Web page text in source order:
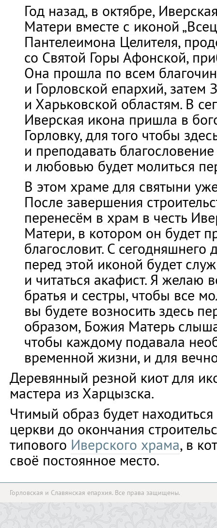
Год назад, в октябре,
Матери вместе с иконой
Пантелеимона Целителя,
со Святой Горы Афонской,
Она прошла по всем
и Горловской епархий, затем
и Харьковской областям. В
Иверская икона пришла в
Горловку, для того чтобы
и преподавать
и любовью будет молиться
В этом храме для святыни
После завершения
перенесём в храм в честь
Матери, в котором он будет
благословит. С
перед этой иконой будет
и читаться акафист. Я желаю
братья и сестры, чтобы все
вы будете возносить здесь
образом, Божия Матерь
чтобы каждому подавала
временной жизни, и для
Деревянный резной киот для
мастера из Харцызска.
Чтимый образ будет
церкви до окончания
типового Иверского храма, в
своё постоянное место.
Горловская и Славянская епархия. Все права защищены.